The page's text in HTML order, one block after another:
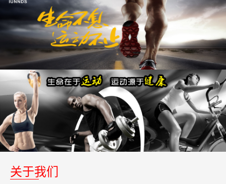
关于我们